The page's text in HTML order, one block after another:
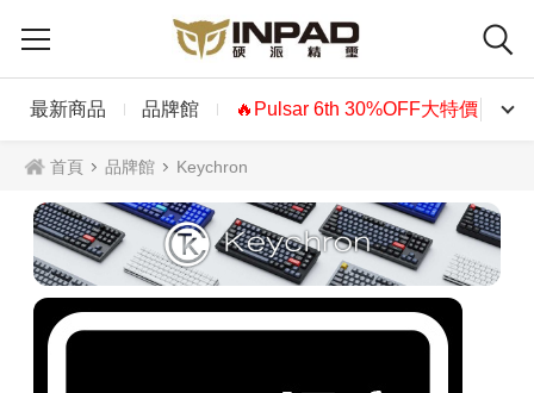
最新商品 品牌館 🔥Pulsar 6th 30%OFF大特價🔥
首頁 品牌館 Keychron